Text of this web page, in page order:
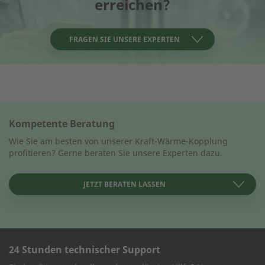
erreichen?
FRAGEN SIE UNSERE EXPERTEN
Wie können wir Ihnen helfen?
Name des Unternehmens
Vorname
Kompetente Beratung
Wie Sie am besten von unserer Kraft-Wärme-Kopplung
profitieren? Gerne beraten Sie unsere Experten dazu.
JETZT BERATEN LASSEN
KONTAKT AUFNEHMEN
24 Stunden technischer Support